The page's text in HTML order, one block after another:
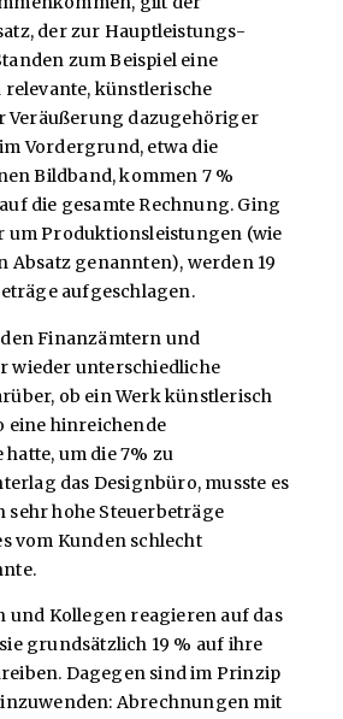
der zur Hauptleistungs-
zum Beispiel eine
künstlerische
Veräußerung dazugehöriger
Vordergrund, etwa die
Bildband, kommen 7 %
die gesamte Rechnung. Ging
um Produktionsleistungen (wie
Absatz genannten), werden 19
aufgeschlagen.
Finanzämtern und
wieder unterschiedliche
ob ein Werk künstlerisch
eine hinreichende
um die 7% zu
das Designbüro, musste es
sehr hohe Steuerbeträge
vom Kunden schlecht
und Kollegen reagieren auf das
grundsätzlich 19 % auf ihre
Dagegen sind im Prinzip
Abrechnungen mit